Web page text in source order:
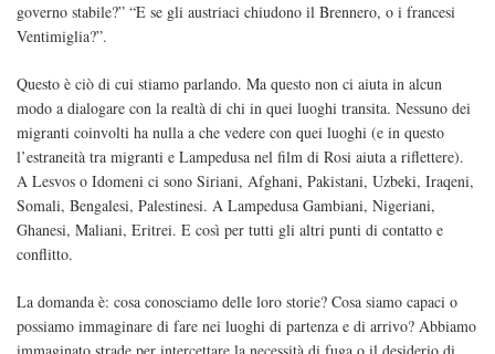
governo stabile?” “E se gli austriaci chiudono il Brennero, o i francesi
Ventimiglia?”.
Questo è ciò di cui stiamo parlando. Ma questo non ci aiuta in alcun
modo a dialogare con la realtà di chi in quei luoghi transita. Nessuno dei
migranti coinvolti ha nulla a che vedere con quei luoghi (e in questo
l’estraneità tra migranti e Lampedusa nel film di Rosi aiuta a riflettere).
A Lesvos o Idomeni ci sono Siriani, Afghani, Pakistani, Uzbeki, Iraqeni,
Somali, Bengalesi, Palestinesi. A Lampedusa Gambiani, Nigeriani,
Ghanesi, Maliani, Eritrei. E così per tutti gli altri punti di contatto e
conflitto.
La domanda è: cosa conosciamo delle loro storie? Cosa siamo capaci o
possiamo immaginare di fare nei luoghi di partenza e di arrivo? Abbiamo